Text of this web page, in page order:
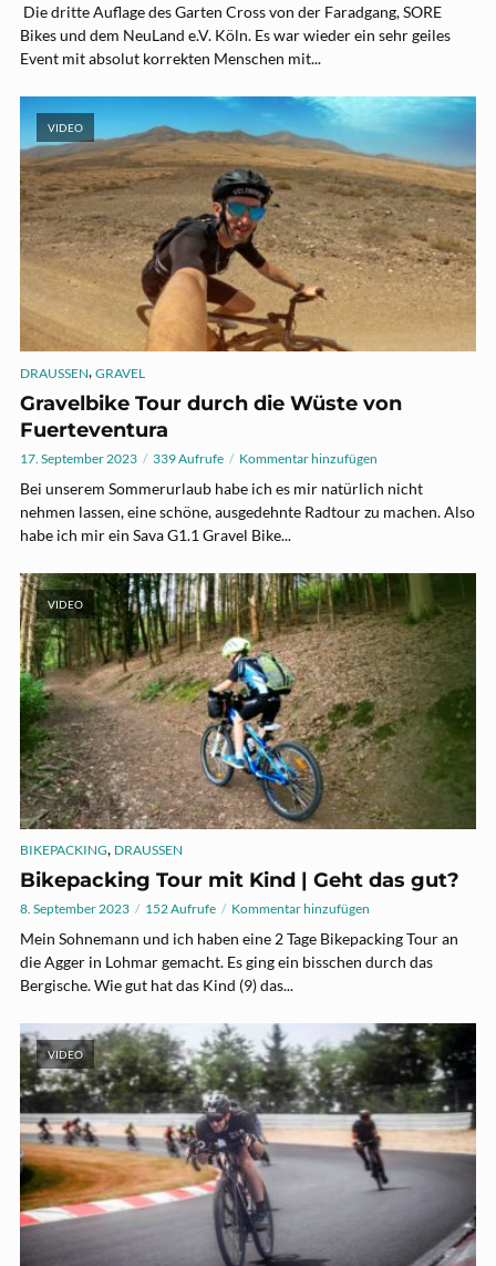
Die dritte Auflage des Garten Cross von der Faradgang, SORE
Bikes und dem NeuLand e.V. Köln. Es war wieder ein sehr geiles
Event mit absolut korrekten Menschen mit...
VIDEO
DRAUSSEN, GRAVEL
Gravelbike Tour durch die Wüste von
Fuerteventura
17. September 2023 339 Aufrufe Kommentar hinzufügen
Bei unserem Sommerurlaub habe ich es mir natürlich nicht
nehmen lassen, eine schöne, ausgedehnte Radtour zu machen. Also
habe ich mir ein Sava G1.1 Gravel Bike...
VIDEO
BIKEPACKING, DRAUSSEN
Bikepacking Tour mit Kind | Geht das gut?
8. September 2023 152 Aufrufe Kommentar hinzufügen
Mein Sohnemann und ich haben eine 2 Tage Bikepacking Tour an
die Agger in Lohmar gemacht. Es ging ein bisschen durch das
Bergische. Wie gut hat das Kind (9) das...
VIDEO